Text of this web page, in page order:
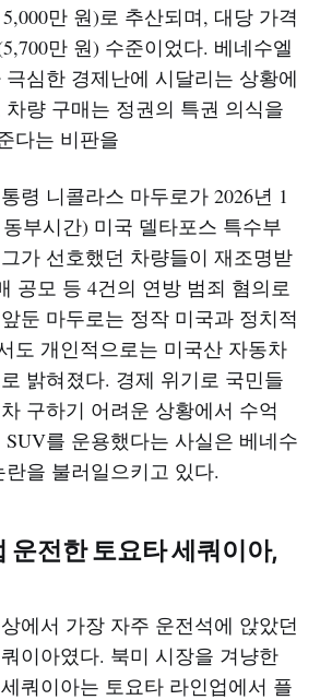
만 원)로 추산되며, 대당 가격
만 원) 수준이었다. 베네수엘
심한 경제난에 시달리는 상황에
량 구매는 정권의 특권 의식을
다는 비판을
령 니콜라스 마두로가 2026년 1
부시간) 미국 델타포스 특수부
가 선호했던 차량들이 재조명받
공모 등 4건의 연방 범죄 혐의로
둔 마두로는 정작 미국과 정치적
도 개인적으로는 미국산 자동차
밝혀졌다. 경제 위기로 국민들
구하기 어려운 상황에서 수억
를 운용했다는 사실은 베네수
을 불러일으키고 있다.​
운전한 토요타 세쿼이아,
에서 가장 자주 운전석에 앉았던
이아였다. 북미 시장을 겨냥한
쿼이아는 토요타 라인업에서 플